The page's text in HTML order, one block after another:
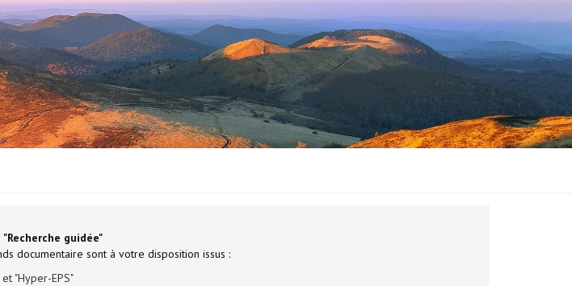
guidée"
documentaire sont à votre disposition issus :
"Hyper-EPS"